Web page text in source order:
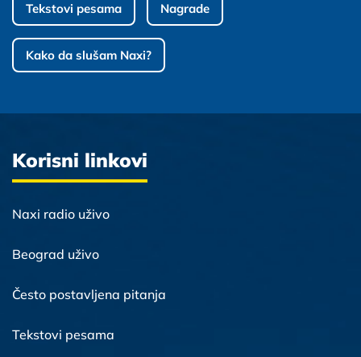
Tekstovi pesama Nagrade
Kako da slušam Naxi?
Korisni linkovi
Naxi radio uživo
Beograd uživo
Često postavljena pitanja
Tekstovi pesama